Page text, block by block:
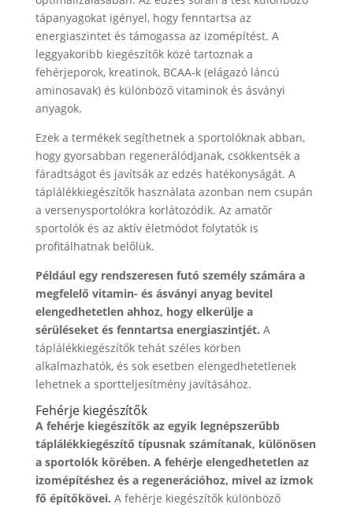
tápanyagokat igényel, hogy fenntartsa az
energiaszintet és támogassa az izomépítést. A
leggyakoribb kiegészítők közé tartoznak a
fehérjeporok, kreatinok, BCAA-k (elágazó láncú
aminosavak) és különböző vitaminok és ásványi
anyagok.
Ezek a termékek segíthetnek a sportolóknak abban,
hogy gyorsabban regenerálódjanak, csökkentsék a
fáradtságot és javítsák az edzés hatékonyságát. A
táplálékkiegészítők használata azonban nem csupán
a versenysportolókra korlátozódik. Az amatőr
sportolók és az aktív életmódot folytatók is
profitálhatnak belőlük.
Például egy rendszeresen futó személy számára a
megfelelő vitamin- és ásványi anyag bevitel
elengedhetetlen ahhoz, hogy elkerülje a
sérüléseket és fenntartsa energiaszintjét. A
táplálékkiegészítők tehát széles körben
alkalmazhatók, és sok esetben elengedhetetlenek
lehetnek a sportteljesítmény javításához.
Fehérje kiegészítők
A fehérje kiegészítők az egyik legnépszerűbb
táplálékkiegészítő típusnak számítanak, különösen
a sportolók körében. A fehérje elengedhetetlen az
izomépítéshez és a regenerációhoz, mivel az izmok
fő építőkövei. A fehérje kiegészítők különböző